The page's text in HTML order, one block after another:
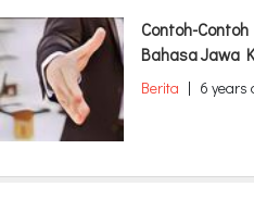
Contoh-
Bahasa Jawa
Berita | 6 years